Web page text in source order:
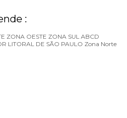
:
ZONA OESTE ZONA SUL ABCD
LITORAL DE SÃO PAULO Zona Norte